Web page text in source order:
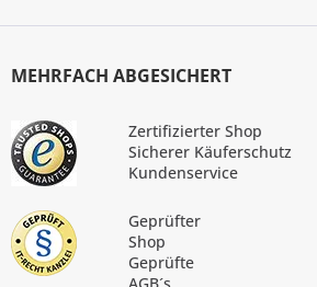
MEHRFACH ABGESICHERT
Zertifizierter Shop
Sicherer Käuferschutz
Kundenservice
Geprüfter
Shop
Geprüfte